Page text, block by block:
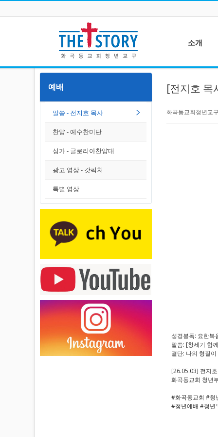
소개
연간 일정
예배를 섬기는 청
예배
말씀 - 전지호 목사
찬양 - 예수찬미단
성가 - 글로리아찬양대
광고 영상 - 갓픽처
특별 영상
[전지호 목
화곡동교회청년교
성경봉독: 요한복
말씀: [창세기 함
결단: 나의 형질이
[26.05.03] 전지
화곡동교회 청년
#화곡동교회 #청
#청년예배 #청년